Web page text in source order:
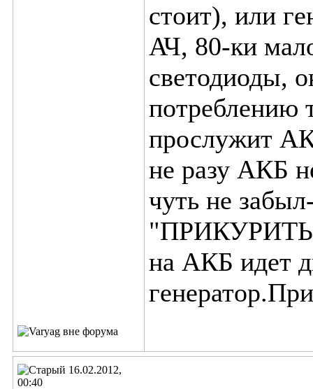
стоит), или
АЧ, 80-ки
светодиоды,
потреблению
прослужит
не разу АКБ
чуть не
на АКБ идет
16.02.2012,
00:40